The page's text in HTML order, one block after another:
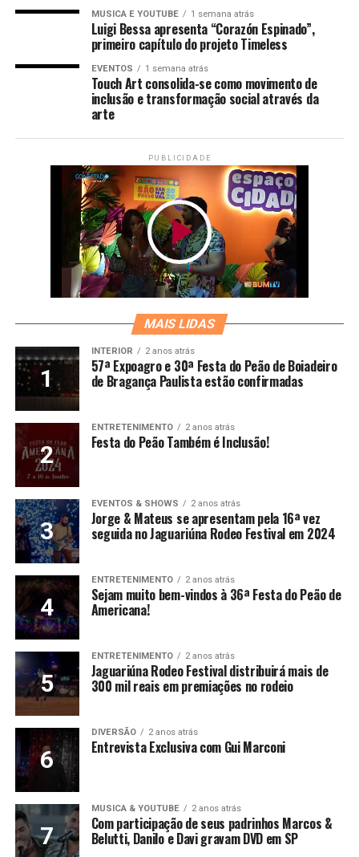
MUSICA E YOUTUBE 1 semana atrás
Luigi Bessa apresenta “Corazón Espinado”,
primeiro capítulo do projeto Timeless
EVENTOS 1 semana atrás
Touch Art consolida-se como movimento de
inclusão e transformação social através da
arte
PUBLICIDADE
MAIS LIDAS
INTERIOR 2 anos atrás
57ª Expoagro e 30ª Festa do Peão de Boiadeiro
de Bragança Paulista estão confirmadas
ENTRETENIMENTO 2 anos atrás
Festa do Peão Também é Inclusão!
EVENTOS & SHOWS 2 anos atrás
Jorge & Mateus se apresentam pela 16ª vez
seguida no Jaguariúna Rodeo Festival em 2024
ENTRETENIMENTO 2 anos atrás
Sejam muito bem-vindos à 36ª Festa do Peão de
Americana!
ENTRETENIMENTO 2 anos atrás
Jaguariúna Rodeo Festival distribuirá mais de
300 mil reais em premiações no rodeio
DIVERSÃO 2 anos atrás
Entrevista Exclusiva com Gui Marconi
MUSICA & YOUTUBE 2 anos atrás
Com participação de seus padrinhos Marcos &
Belutti, Danilo e Davi gravam DVD em SP